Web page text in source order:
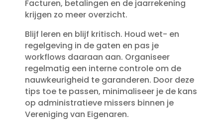
Facturen, betalingen en de jaarrekening
krijgen zo meer overzicht.​
Blijf leren en blijf kritisch.​ Houd wet- en
regelgeving in de gaten en pas je
workflows daaraan aan.​ Organiseer
regelmatig een interne controle om de
nauwkeurigheid te garanderen.​ Door deze
tips toe te passen, minimaliseer je de kans
op administratieve missers binnen je
Vereniging van Eigenaren.​